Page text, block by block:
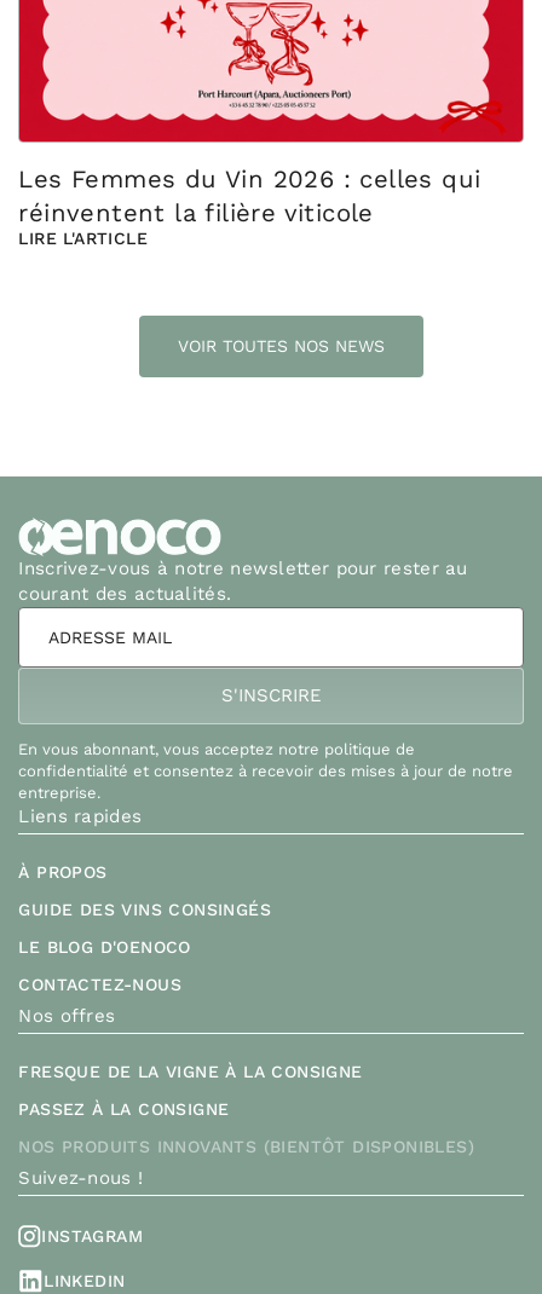
Les Femmes du Vin 2026 : celles qui
réinventent la filière viticole
LIRE L'ARTICLE
VOIR TOUTES NOS NEWS
Inscrivez-vous à notre newsletter pour rester au
courant des actualités.
En vous abonnant, vous acceptez notre politique de
confidentialité et consentez à recevoir des mises à jour de notre
entreprise.
Liens rapides
À PROPOS
GUIDE DES VINS CONSINGÉS
LE BLOG D'OENOCO
CONTACTEZ-NOUS
Nos offres
FRESQUE DE LA VIGNE À LA CONSIGNE
PASSEZ À LA CONSIGNE
NOS PRODUITS INNOVANTS (BIENTÔT DISPONIBLES)
Suivez-nous !
INSTAGRAM
LINKEDIN